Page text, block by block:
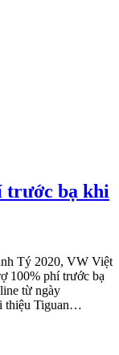
trước bạ khi
Tý 2020, VW Việt
100% phí trước bạ
từ ngày
Tiguan…